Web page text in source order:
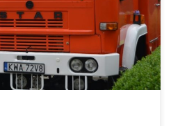
прес-служба УДСНС
У рамках багаторічної співпраці
взаємні дружні візити з